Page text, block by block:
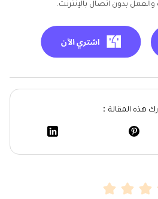
بدون اتصال بالإنترنت.
هذه المقالة：